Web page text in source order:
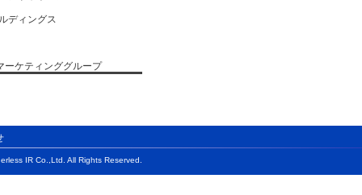
ディングス
ーケティンググループ
ス(株)IR Co.,Ltd. All Rights Reserved.